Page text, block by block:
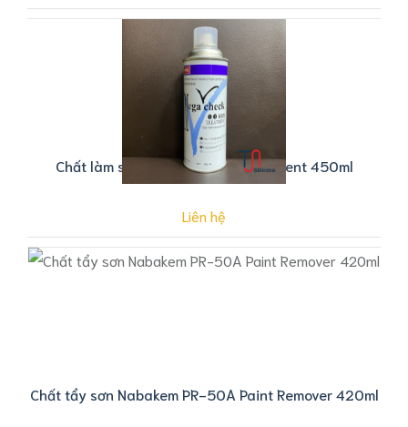
Chất làm sạch Mega check Treatment 450ml
Liên hệ
Chất tẩy sơn Nabakem PR-50A Paint Remover 420ml